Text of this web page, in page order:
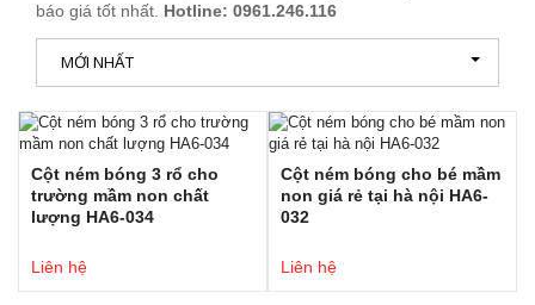
báo giá tốt nhất. Hotline: 0961.246.116
MỚI NHẤT
Cột ném bóng 3 rổ cho
trường mầm non chất
lượng HA6-034
Liên hệ
Cột ném bóng cho bé mầm
non giá rẻ tại hà nội HA6-
032
Liên hệ